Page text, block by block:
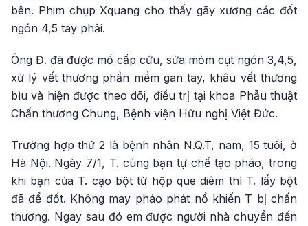
bên. Phim chụp Xquang cho thấy gãy xương các đốt
ngón 4,5 tay phải.
Ông Đ. đã được mổ cấp cứu, sửa mỏm cụt ngón 3,4,5,
xử lý vết thương phần mềm gan tay, khâu vết thương
bìu và hiện được theo dõi, điều trị tại khoa Phẫu thuật
Chấn thương Chung, Bệnh viện Hữu nghị Việt Đức.
Trường hợp thứ 2 là bệnh nhân N.Q.T, nam, 15 tuổi, ở
Hà Nội. Ngày 7/1, T. cùng bạn tự chế tạo pháo, trong
khi bạn của T. cạo bột từ hộp que diêm thì T. lấy bột
đã để đốt. Không may pháo phát nổ khiến T bị chấn
thương. Ngay sau đó em được người nhà chuyển đến